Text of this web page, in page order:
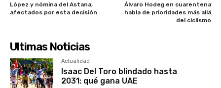
López y nómina del Astana,
afectados por esta decisión
Álvaro Hodeg en cuarentena
habla de prioridades más allá
del ciclismo
Ultimas Noticias
Actualidad
Isaac Del Toro blindado hasta
2031: qué gana UAE